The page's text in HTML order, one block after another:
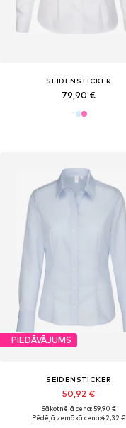
SEIDENSTICKER
79,90 €
PIEDĀVĀJUMS
SEIDENSTICKER
50,92 €
Sākotnējā cena: 59,90 €
Pēdējā zemākā cena:42,32 €